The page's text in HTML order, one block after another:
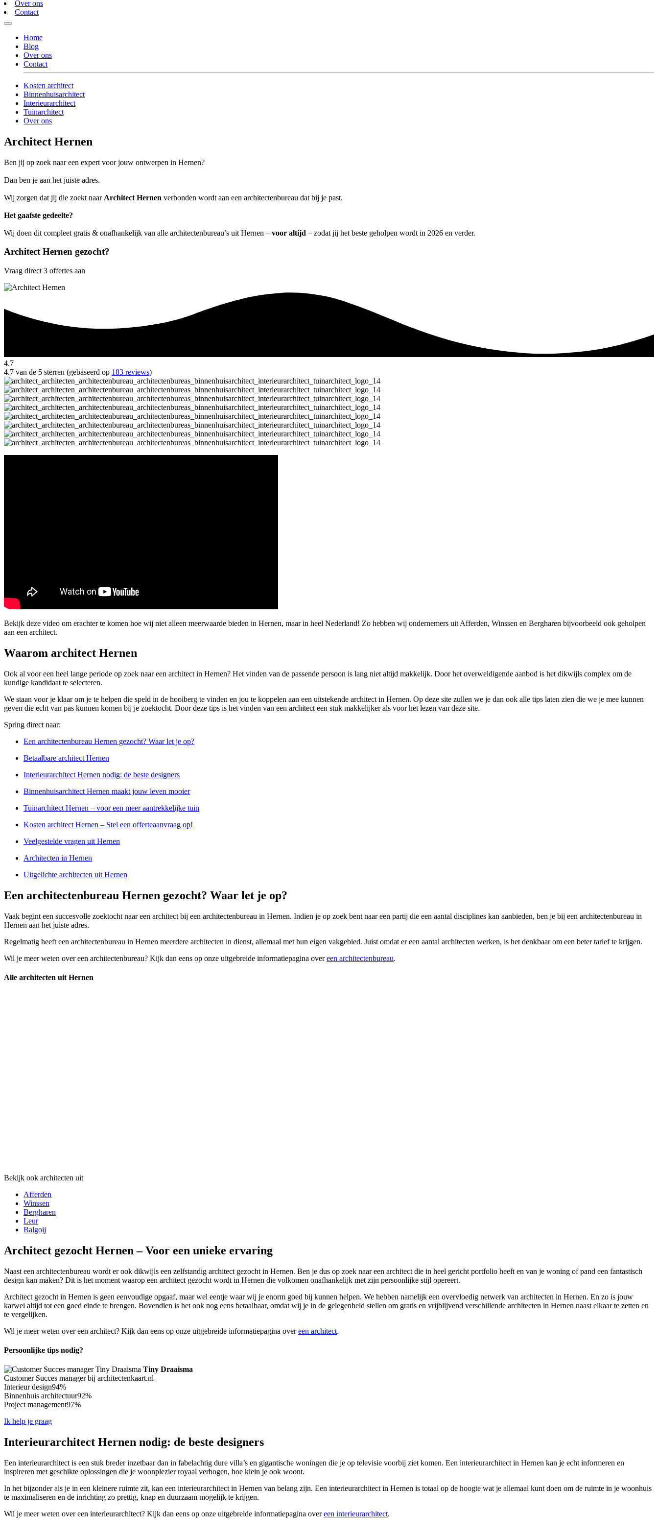
Over ons
Contact
Home
Blog
Over ons
Contact
Kosten architect
Binnenhuisarchitect
Interieurarchitect
Tuinarchitect
Over ons
Architect Hernen
Ben jij op zoek naar een expert voor jouw ontwerpen in Hernen?
Dan ben je aan het juiste adres.
Wij zorgen dat jij die zoekt naar Architect Hernen verbonden wordt aan een architectenbureau dat bij je past.
Het gaafste gedeelte?
Wij doen dit compleet gratis & onafhankelijk van alle architectenbureau’s uit Hernen – voor altijd – zodat jij het beste geholpen wordt in 2026 en verder.
Architect Hernen gezocht?
Vraag direct 3 offertes aan
4.7
4.7 van de 5 sterren (gebaseerd op 183 reviews)
Bekijk deze video om erachter te komen hoe wij niet alleen meerwaarde bieden in Hernen, maar in heel Nederland! Zo hebben wij ondernemers uit Afferden, Winssen en Bergharen bijvoorbeeld ook geholpen
aan een architect.
Waarom architect Hernen
Ook al voor een heel lange periode op zoek naar een architect in Hernen? Het vinden van de passende persoon is lang niet altijd makkelijk. Door het overweldigende aanbod is het dikwijls complex om de
kundige kandidaat te selecteren.
We staan voor je klaar om je te helpen die speld in de hooiberg te vinden en jou te koppelen aan een uitstekende architect in Hernen. Op deze site zullen we je dan ook alle tips laten zien die we je mee kunnen
geven die echt van pas kunnen komen bij je zoektocht. Door deze tips is het vinden van een architect een stuk makkelijker als voor het lezen van deze site.
Spring direct naar:
Een architectenbureau Hernen gezocht? Waar let je op?
Betaalbare architect Hernen
Interieurarchitect Hernen nodig: de beste designers
Binnenhuisarchitect Hernen maakt jouw leven mooier
Tuinarchitect Hernen – voor een meer aantrekkelijke tuin
Kosten architect Hernen – Stel een offerteaanvraag op!
Veelgestelde vragen uit Hernen
Architecten in Hernen
Uitgelichte architecten uit Hernen
Een architectenbureau Hernen gezocht? Waar let je op?
Vaak begint een succesvolle zoektocht naar een architect bij een architectenbureau in Hernen. Indien je op zoek bent naar een partij die een aantal disciplines kan aanbieden, ben je bij een architectenbureau in
Hernen aan het juiste adres.
Regelmatig heeft een architectenbureau in Hernen meerdere architecten in dienst, allemaal met hun eigen vakgebied. Juist omdat er een aantal architecten werken, is het denkbaar om een beter tarief te krijgen.
Wil je meer weten over een architectenbureau? Kijk dan eens op onze uitgebreide informatiepagina overeen architectenbureau.
Alle architecten uit Hernen
Bekijk ook architecten uit
Afferden
Winssen
Bergharen
Leur
Balgoij
Architect gezocht Hernen – Voor een unieke ervaring
Naast een architectenbureau wordt er ook dikwijls een zelfstandig architect gezocht in Hernen. Ben je dus op zoek naar een architect die in heel gericht portfolio heeft en van je woning of pand een fantastisch
design kan maken? Dit is het moment waarop een architect gezocht wordt in Hernen die volkomen onafhankelijk met zijn persoonlijke stijl opereert.
Architect gezocht in Hernen is geen eenvoudige opgaaf, maar wel eentje waar wij je enorm goed bij kunnen helpen. We hebben namelijk een overvloedig netwerk van architecten in Hernen. En zo is jouw
karwei altijd tot een goed einde te brengen. Bovendien is het ook nog eens betaalbaar, omdat wij je in de gelegenheid stellen om gratis en vrijblijvend verschillende architecten in Hernen naast elkaar te zetten en
te vergelijken.
Wil je meer weten over een architect? Kijk dan eens op onze uitgebreide informatiepagina overeen architect.
Persoonlijke tips nodig?
Tiny Draaisma
Customer Succes manager bij architectenkaart.nl
Interieur design94%
Binnenhuis architectuur92%
Project management97%
Ik help je graag
Interieurarchitect Hernen nodig: de beste designers
Een interieurarchitect is een stuk breder inzetbaar dan in fabelachtig dure villa’s en gigantische woningen die je op televisie voorbij ziet komen. Een interieurarchitect in Hernen kan je echt informeren en
inspireren met geschikte oplossingen die je woonplezier royaal verhogen, hoe klein je ook woont.
In het bijzonder als je in een kleinere ruimte zit, kan een interieurarchitect in Hernen van belang zijn. Een interieurarchitect in Hernen is totaal op de hoogte wat je allemaal kunt doen om de ruimte in je woonhuis
te maximaliseren en de inrichting zo prettig, knap en duurzaam mogelijk te krijgen.
Wil je meer weten over een interieurarchitect? Kijk dan eens op onze uitgebreide informatiepagina overeen interieurarchitect.